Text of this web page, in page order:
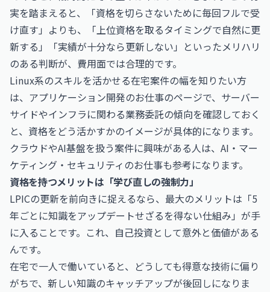
実を踏まえると、「資格を切らさないために毎回フルで受
け直す」よりも、「上位資格を取るタイミングで自然に更
新する」「実績が十分なら更新しない」といったメリハリ
のある判断が、費用面では合理的です。
Linux系のスキルを活かせる在宅案件の幅を知りたい方
は、 アプリケーション開発のお仕事のページで、サーバー
サイドやインフラに関わる業務委託の傾向を確認しておく
と、資格をどう活かすかのイメージが具体的になります。
クラウドやAI基盤を扱う案件に興味がある人は、 AI・マー
ケティング・セキュリティのお仕事も参考になります。
資格を持つメリットは「学び直しの強制力」
LPICの更新を前向きに捉えるなら、最大のメリットは「5
年ごとに知識をアップデートせざるを得ない仕組み」が手
に入ることです。これ、自己投資として意外と価値がある
んです。
在宅で一人で働いていると、どうしても得意な技術に偏り
がちで、新しい知識のキャッチアップが後回しになりま